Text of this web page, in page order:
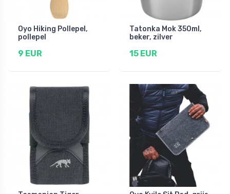
Oyo Hiking Pollepel,
pollepel
9 EUR
Tatonka Mok 350ml,
beker, zilver
15 EUR